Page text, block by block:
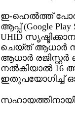
ഇ-ഹെല്‍ത്ത്
ആപ്പ് (Google
UHID
ചെയ്ത് ആധാര്‍
ആധാര്‍
നല്‍കിയാല്‍ 16
ഇതുപയോഗിച്ച്
സഹായത്തിനായി